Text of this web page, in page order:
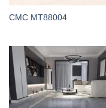
CMC MT88004